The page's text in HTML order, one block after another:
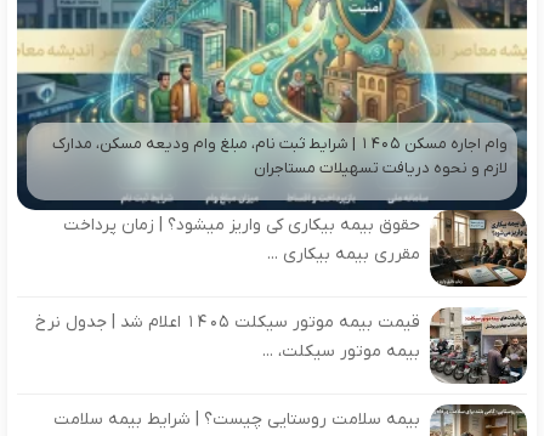
وام اجاره مسکن ۱۴۰۵ | شرایط ثبت نام، مبلغ وام ودیعه مسکن، مدارک
لازم و نحوه دریافت تسهیلات مستاجران
حقوق بیمه بیکاری کی واریز میشود؟ | زمان پرداخت
مقرری بیمه بیکاری ...
قیمت بیمه موتور سیکلت ۱۴۰۵ اعلام شد | جدول نرخ
بیمه موتور سیکلت، ...
بیمه سلامت روستایی چیست؟ | شرایط بیمه سلامت